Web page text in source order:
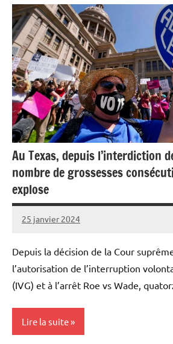
Au Texas, depuis l’interdiction
nombre de grossesses
explose
25 janvier 2024
Admins
Depuis la décision de la Cour
l’autorisation de l’interruption
(IVG) et à l’arrêt Roe vs Wade,
Lire la suite